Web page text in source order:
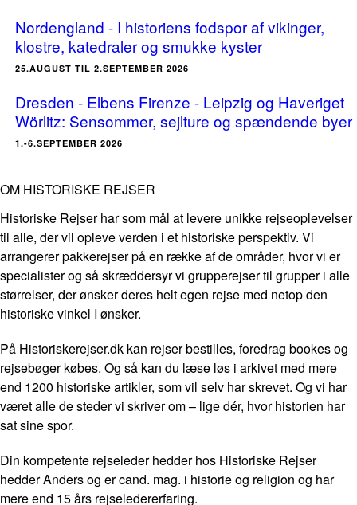
Nordengland - I historiens fodspor af vikinger,
klostre, katedraler og smukke kyster
25.AUGUST TIL 2.SEPTEMBER 2026
Dresden - Elbens Firenze - Leipzig og Haveriget
Wörlitz: Sensommer, sejlture og spændende byer
1.-6.SEPTEMBER 2026
OM HISTORISKE REJSER
Historiske Rejser har som mål at levere unikke rejseoplevelser
til alle, der vil opleve verden i et historiske perspektiv. Vi
arrangerer pakkerejser på en række af de områder, hvor vi er
specialister og så skræddersyr vi grupperejser til grupper i alle
størrelser, der ønsker deres helt egen rejse med netop den
historiske vinkel I ønsker.
På Historiskerejser.dk kan rejser bestilles, foredrag bookes og
rejsebøger købes. Og så kan du læse løs i arkivet med mere
end 1200 historiske artikler, som vil selv har skrevet. Og vi har
været alle de steder vi skriver om – lige dér, hvor historien har
sat sine spor.
Din kompetente rejseleder hedder hos Historiske Rejser
hedder Anders og er cand. mag. i historie og religion og har
mere end 15 års rejseledererfaring.